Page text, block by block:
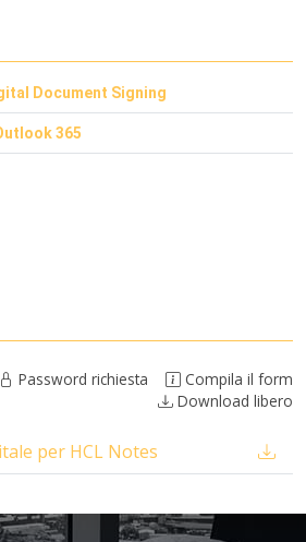
Document Signing
365
Password richiesta
Compila il form
Download libero
per HCL Notes